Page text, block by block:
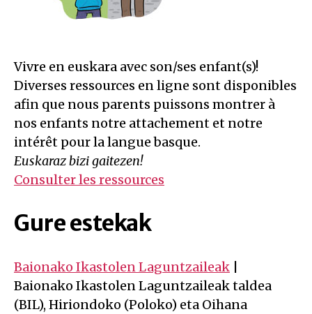
Vivre en euskara avec son/ses enfant(s)!
Diverses ressources en ligne sont disponibles
afin que nous parents puissons montrer à
nos enfants notre attachement et notre
intérêt pour la langue basque.
Euskaraz bizi gaitezen!
Consulter les ressources
Gure estekak
Baionako Ikastolen Laguntzaileak
Baionako Ikastolen Laguntzaileak taldea
(BIL), Hiriondoko (Poloko) eta Oihana